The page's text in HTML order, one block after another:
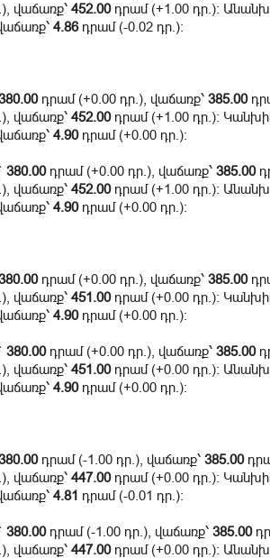
վաճառք՝ 452.00դրամ (+1.00 դր.):
4.86դրամ (-0.02 դր.):
դրամ (+0.00 դր.), վաճառք՝ 385.00
վաճառք՝ 452.00դրամ (+1.00 դր.): Կանխիկ
4.90դրամ (+0.00 դր.):
380.00դրամ (+0.00 դր.), վաճառք՝ 385.00
վաճառք՝ 452.00դրամ (+1.00 դր.):
4.90դրամ (+0.00 դր.):
դրամ (+0.00 դր.), վաճառք՝ 385.00
վաճառք՝ 451.00դրամ (+0.00 դր.): Կանխիկ
4.90դրամ (+0.00 դր.):
380.00դրամ (+0.00 դր.), վաճառք՝ 385.00
վաճառք՝ 451.00դրամ (+0.00 դր.):
4.90դրամ (+0.00 դր.):
դրամ (-1.00 դր.), վաճառք՝ 385.00
վաճառք՝ 447.00դրամ (+0.00 դր.): Կանխիկ
4.81 դրամ (-0.01 դր.):
380.00դրամ (-1.00 դր.), վաճառք՝ 385.00
վաճառք՝ 447.00դրամ (+0.00 դր.):